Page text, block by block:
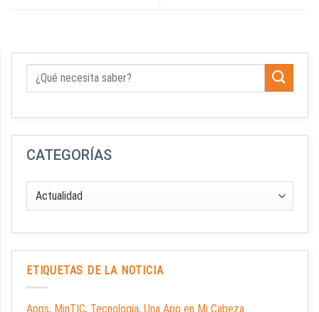
CATEGORÍAS
ETIQUETAS DE LA NOTICIA
Apps, MinTIC, Tecnología, Una App en Mi Cabeza